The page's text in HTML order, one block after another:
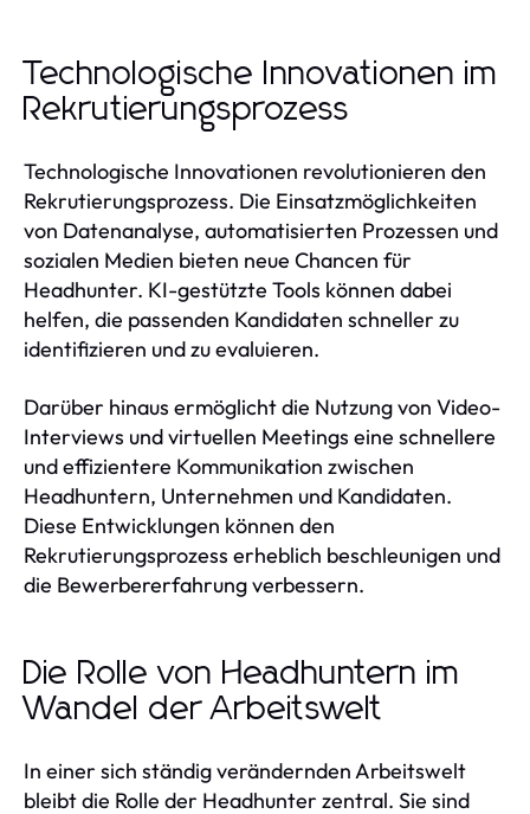
Technologische Innovationen im
Rekrutierungsprozess
Technologische Innovationen revolutionieren den
Rekrutierungsprozess. Die Einsatzmöglichkeiten
von Datenanalyse, automatisierten Prozessen und
sozialen Medien bieten neue Chancen für
Headhunter. KI-gestützte Tools können dabei
helfen, die passenden Kandidaten schneller zu
identifizieren und zu evaluieren.
Darüber hinaus ermöglicht die Nutzung von Video-
Interviews und virtuellen Meetings eine schnellere
und effizientere Kommunikation zwischen
Headhuntern, Unternehmen und Kandidaten.
Diese Entwicklungen können den
Rekrutierungsprozess erheblich beschleunigen und
die Bewerbererfahrung verbessern.
Die Rolle von Headhuntern im
Wandel der Arbeitswelt
In einer sich ständig verändernden Arbeitswelt
bleibt die Rolle der Headhunter zentral. Sie sind